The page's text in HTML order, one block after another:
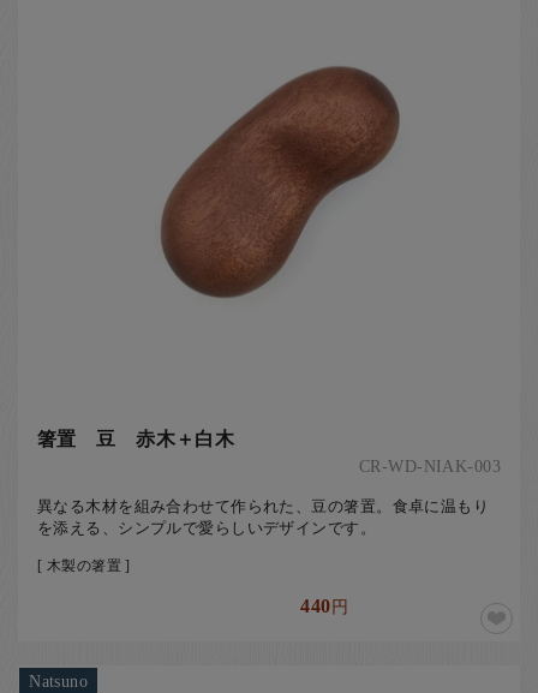
箸置 豆 赤木＋白木
CR-WD-NIAK-003
異なる木材を組み合わせて作られた、豆の箸置。食卓に温もり
を添える、シンプルで愛らしいデザインです。
[ 木製の箸置 ]
440円
Natsuno